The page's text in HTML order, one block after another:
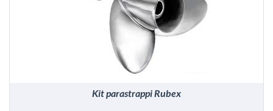
VEDI
Kit parastrappi Rubex